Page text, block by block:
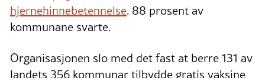
av virus, går det som regel over etter 1–2
veker
vanlegaste bakteriane som forårsakar
hjernehinnebetennelse
hjernehinnebetennelse. 88 prosent av
kommunane svarte.
Organisasjonen slo med det fast at berre 131 av
landets 356 kommunar tilbydde gratis vaksine